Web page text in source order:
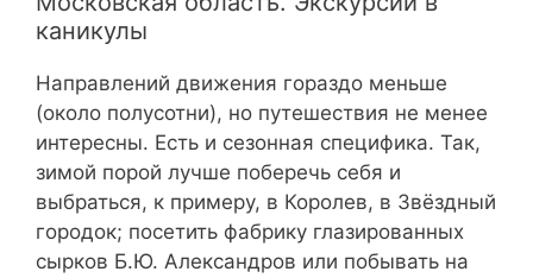
каникулы
Направлений движения гораздо меньше
(около полусотни), но путешествия не менее
интересны. Есть и сезонная специфика. Так,
зимой порой лучше поберечь себя и
выбраться, к примеру, в Королев, в Звёздный
городок; посетить фабрику глазированных
сырков Б.Ю. Александров или побывать на